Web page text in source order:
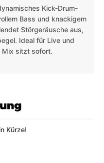
Kick-Drum-
Bass und knackigem
Störgeräusche aus,
Ideal für Live und
Mix sitzt sofort.
Kürze!